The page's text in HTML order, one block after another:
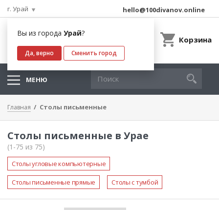
г. Урай
Вы из города Урай?
Да, верно Сменить город
hello@100divanov.online
Корзина
МЕНЮ
Главная Столы письменные
Столы письменные в Урае
(1-75 из 75)
Столы угловые компьютерные
Столы письменные прямые Столы с тумбой